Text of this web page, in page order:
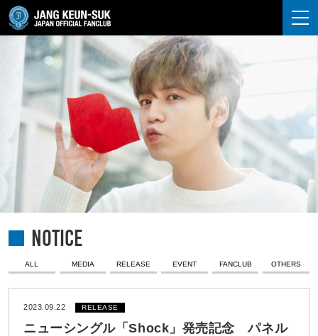
NOTICE
ALL MEDIA RELEASE EVENT FANCLUB OTHERS
2023.09.22 RELEASE
ニューシングル「Shock」発売記念 パネル